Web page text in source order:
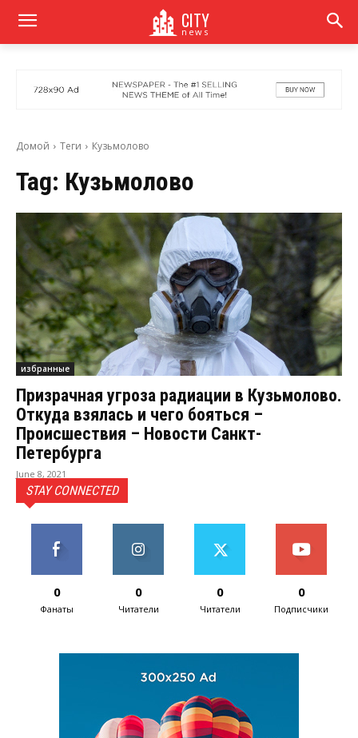
CITY
news
Домой Теги Кузьмолово
Tag: Кузьмолово
избранные
Призрачная угроза радиации в Кузьмолово.
Откуда взялась и чего бояться –
Происшествия – Новости Санкт-
Петербурга
June 8, 2021
STAY CONNECTED
0
Фанаты
0
Читатели
0
Читатели
0
Подписчики